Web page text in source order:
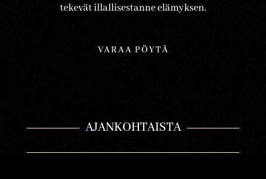
tekevät illallisestanne elämyksen.
VARAA PÖYTÄ
AJANKOHTAISTA